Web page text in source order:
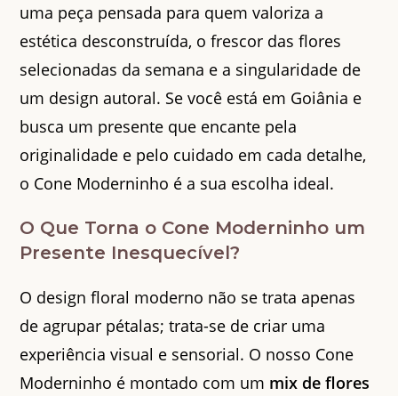
uma peça pensada para quem valoriza a
estética desconstruída, o frescor das flores
selecionadas da semana e a singularidade de
um design autoral. Se você está em Goiânia e
busca um presente que encante pela
originalidade e pelo cuidado em cada detalhe,
o Cone Moderninho é a sua escolha ideal.
O Que Torna o Cone Moderninho um
Presente Inesquecível?
O design floral moderno não se trata apenas
de agrupar pétalas; trata-se de criar uma
experiência visual e sensorial. O nosso Cone
Moderninho é montado com um mix de flores